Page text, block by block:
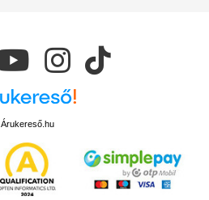
Árukereső.hu